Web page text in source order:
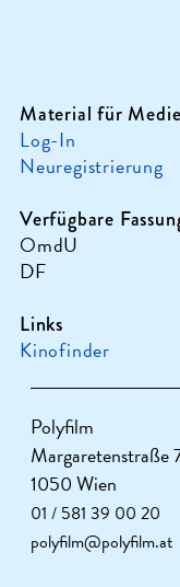
Material für
Log-In
Neuregistrierung
Verfügbare
OmdU
DF
Links
Kinofinder
Polyfilm
Margaretenstraße
1050 Wien
01 / 581 39 00 20
polyfilm@polyfilm.at